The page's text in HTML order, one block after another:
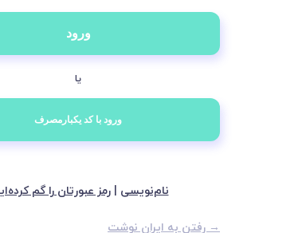
یا
نام‌نویسی |رمز عبورتان را گم
→ رفتن به ایران نوشت